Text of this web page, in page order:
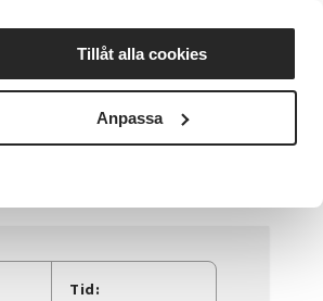
Tillåt alla cookies
Anpassa
Nyheter Avdelningar
Tid: